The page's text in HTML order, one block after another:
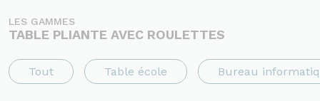
LES GAMMES
TABLE PLIANTE AVEC ROULETTES
Tout Table école Bureau